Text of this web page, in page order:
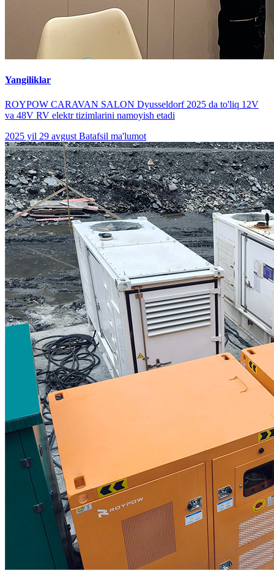
Yangiliklar
ROYPOW CARAVAN SALON Dyusseldorf 2025 da to'liq 12V
va 48V RV elektr tizimlarini namoyish etadi
2025 yil 29 avgust Batafsil ma'lumot